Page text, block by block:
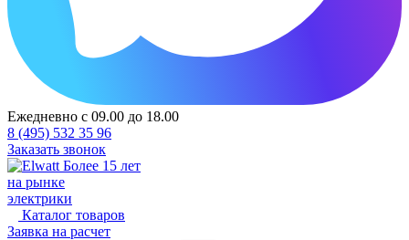
Ежедневно с 09.00 до 18.00
8 (495) 532 35 96
Заказать звонок
Более 15 лет
на рынке
электрики
Каталог товаров
Заявка на расчет